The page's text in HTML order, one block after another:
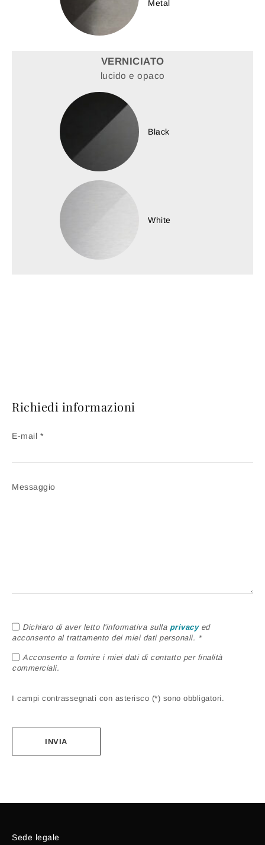
Metal
VERNICIATO
lucido e opaco
Black
White
Richiedi informazioni
E-mail *
Messaggio
Dichiaro di aver letto l'informativa sulla privacyed
acconsento al trattamento dei miei dati personali. *
Acconsento a fornire i miei dati di contatto per finalità
commerciali.
I campi contrassegnati con asterisco (*) sono obbligatori.
Sede legale